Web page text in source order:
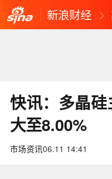
新浪财经
快讯：多晶
大至8.00%
市场资讯06.11 14:41